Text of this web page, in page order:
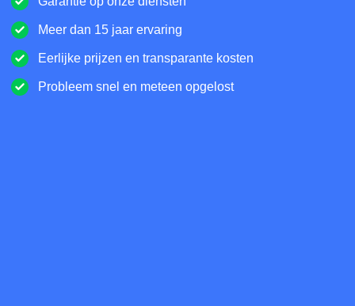
Meer dan 15 jaar ervaring
Eerlijke prijzen en transparante kosten
Probleem snel en meteen opgelost